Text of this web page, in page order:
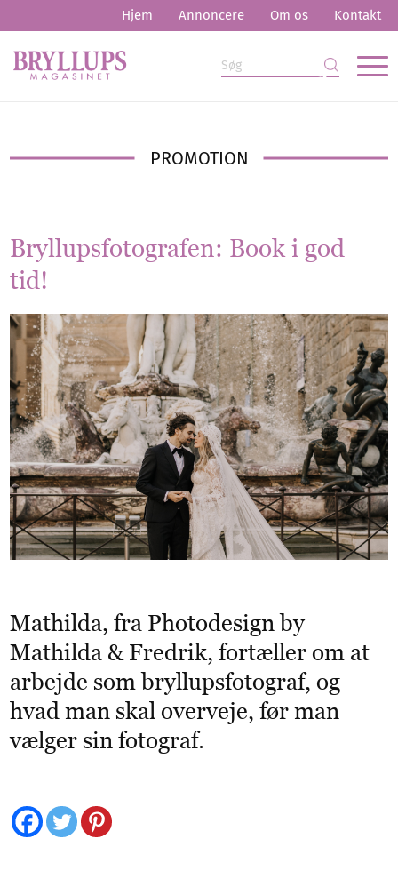
Hjem Annoncere Om os Kontakt
PROMOTION
Bryllupsfotografen: Book i god
tid!
Mathilda, fra Photodesign by
Mathilda &Fredrik, fortæller om at
arbejde som bryllupsfotograf, og
hvad man skal overveje, før man
vælger sin fotograf.